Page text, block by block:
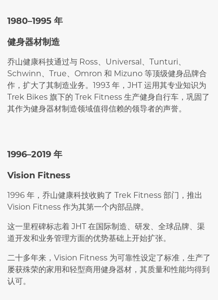
1980–1995 年
健身器材制造
乔山健康科技通过与 Ross、Universal、Tunturi、
Schwinn、True、Omron 和 Mizuno 等顶级健身品牌合
作，扩大了其制造业务。1993 年，JHT 运用其专业知识为
Trek Bikes 旗下的 Trek Fitness 生产健身自行车，巩固了
其作为健身器材制造领域值得信赖的领导者的声誉。
1996–2019 年
Vision Fitness
1996 年，乔山健康科技收购了 Trek Fitness 部门，推出
Vision Fitness 作为其第一个内部品牌。
这一里程碑标志着 JHT 在国际制造、研发、全球品牌、渠
道开发和业务管理方面的优势基础上开始扩张。
二十多年来，Vision Fitness 为可靠性设定了标准，生产了
屡获殊荣的家用和轻型商用健身器材，其质量和性能均得到
认可。